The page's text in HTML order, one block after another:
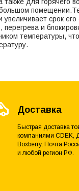
для горячего
увеличивает срок
и
температуры,
Доставка
Быстрая доставка
компаниями CDEK,
Boxberry, Почта
и любой регион РФ.